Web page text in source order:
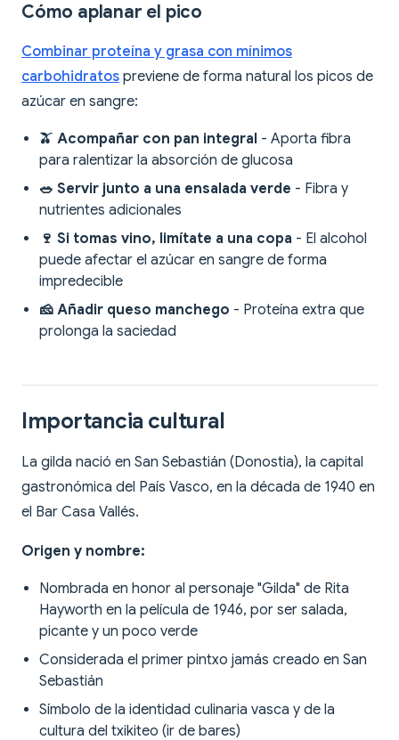
Cómo aplanar el pico
Combinar proteína y grasa con mínimos
carbohidratos previene de forma natural los picos de
azúcar en sangre:
🫒 Acompañar con pan integral - Aporta fibra
para ralentizar la absorción de glucosa
🥗 Servir junto a una ensalada verde - Fibra y
nutrientes adicionales
🍷 Si tomas vino, limítate a una copa - El alcohol
puede afectar el azúcar en sangre de forma
impredecible
🧀 Añadir queso manchego - Proteína extra que
prolonga la saciedad
Importancia cultural
La gilda nació en San Sebastián (Donostia), la capital
gastronómica del País Vasco, en la década de 1940 en
el Bar Casa Vallés.
Origen y nombre:
Nombrada en honor al personaje "Gilda" de Rita
Hayworth en la película de 1946, por ser salada,
picante y un poco verde
Considerada el primer pintxo jamás creado en San
Sebastián
Símbolo de la identidad culinaria vasca y de la
cultura del txikiteo (ir de bares)